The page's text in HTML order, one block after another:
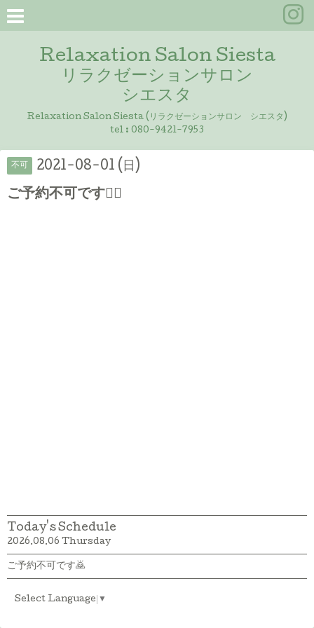
Relaxation Salon Siesta
リラクゼーションサロン
シエスタ
Relaxation Salon Siesta (リラクゼーションサロン シエスタ)
tel : 080-9421-7953
不可 2021-08-01 (日)
ご予約不可です🙇‍♀️
Today's Schedule
2026.08.06 Thursday
ご予約不可です🙇
Select Language ▼